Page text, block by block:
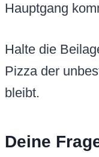
Hauptgang
Halte die
Pizza der
bleibt.
Deine